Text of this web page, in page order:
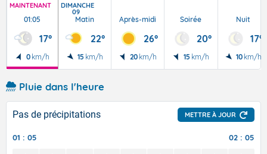
MAINTENANT
01:05
17°
0 km/h
DIMANCHE
09
Matin
22°
15 km/h
Après-midi
26°
20 km/h
Soirée
20°
15 km/h
Nuit
17°
10 km/h
Pluie dans l'heure
Pas de précipitations METTRE À JOUR
01 : 05 02 : 05